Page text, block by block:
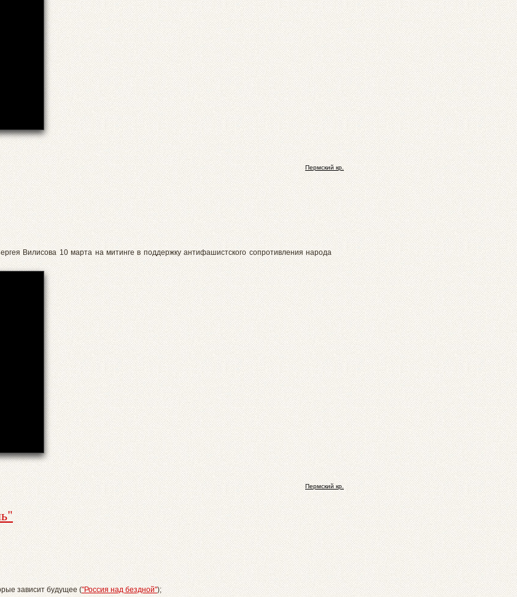
Пермский кр.
Вилисова 10 марта на митинге в поддержку антифашистского сопротивления народа
Пермский кр.
зависит будущее ("Россия над бездной");